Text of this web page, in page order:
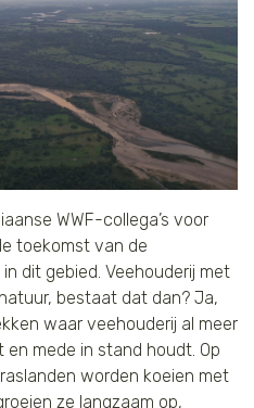
WWF-collega’s voor
toekomst van de
dit gebied. Veehouderij met
bestaat dat dan? Ja,
waar veehouderij al meer
mede in stand houdt. Op
worden koeien met
ze langzaam op,